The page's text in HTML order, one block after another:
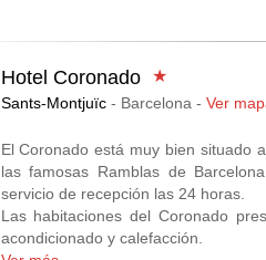
Con mucha luz natural, los
toallas.
Hotel Coronado ★
Sants-Montjuïc- Barcelona - Ver
El Coronado está muy bien situado
las famosas Ramblas de
servicio de recepción las 24 horas.
Las habitaciones del Coronado
acondicionado y calefacción.